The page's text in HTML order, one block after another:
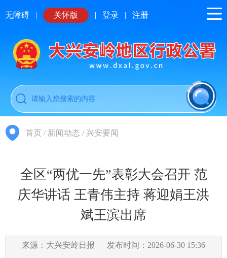
无障碍 | 关怀版 | 登录 | 注册
首页 / 新闻动态 / 兴安要闻
全区“两优一先”表彰大会召开 范
庆华讲话 王青伟主持 蒋迎娟王洪
斌王滨出席
来源：大兴安岭日报 发布时间：2026-06-30 15:36